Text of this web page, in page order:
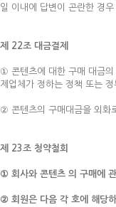
일 이내에 답변이 곤란한 경
제 22조 대금결제
① 콘텐츠에 대한 구매 대금의
제업체가 정하는 정책 또는
② 콘텐츠의 구매대금을 외화
제 23조 청약철회
① 회사와 콘텐츠 의 구매에
② 회원은 다음 각 호에 해당